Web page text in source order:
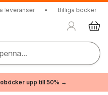
leveranser • Billiga böcker
upp till 50% →